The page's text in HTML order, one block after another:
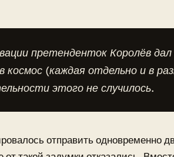
претенденток Королёв
космос (каждая отдельно и в
этого не случилось.
отправить одновременно